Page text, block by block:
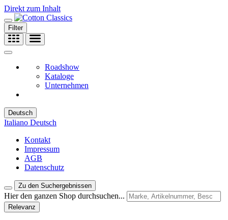
Direkt zum Inhalt
Filter
Roadshow
Kataloge
Unternehmen
Deutsch
Italiano Deutsch
Kontakt
Impressum
AGB
Datenschutz
Zu den Suchergebnissen
Hier den ganzen Shop durchsuchen...
Relevanz